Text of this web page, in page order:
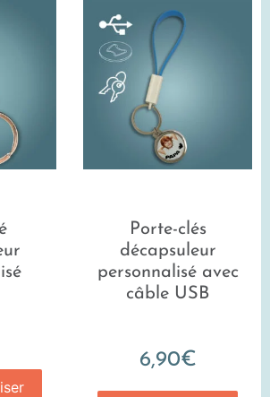
Porte-clés
décapsuleur
personnalisé avec
câble USB
6,90€